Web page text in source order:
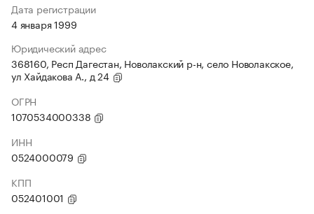
Дата регистрации
4 января 1999
Юридический адрес
368160, Респ Дагестан, Новолакский р-н, село Новолакское,
ул Хайдакова А., д 24
ОГРН
1070534000338
ИНН
0524000079
КПП
052401001